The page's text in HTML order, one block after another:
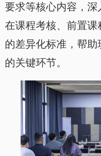
要求等核心内容，
在课程考核、前置
的差异化标准，帮
的关键环节。